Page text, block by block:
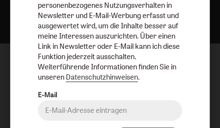
Nach oben
personenbezogenes Nutzungsverhalten in
Newsletter und E-Mail-Werbung erfasst und
ausgewertet wird, um die Inhalte besser auf
meine Interessen auszurichten. Über einen
Link in Newsletter oder E-Mail kann ich diese
Funktion jederzeit ausschalten.
Weiterführende Informationen finden Sie in
unseren Datenschutzhinweisen.
E-Mail